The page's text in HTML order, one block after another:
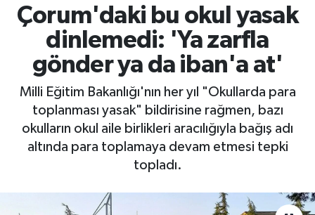
Çorum'daki bu okul yasak
dinlemedi: 'Ya zarfla
gönder ya da iban'a at'
Milli Eğitim Bakanlığı'nın her yıl "Okullarda para
toplanması yasak" bildirisine rağmen, bazı
okulların okul aile birlikleri aracılığıyla bağış adı
altında para toplamaya devam etmesi tepki
topladı.
Resmi İlanlar
Alaca
Bayat
Boğazkale
Dodurga
Çorum Namaz Vakitleri
Trafik Durumu
Süper Lig Puan Durumu ve Fikstür
Tüm Manşetler
Son Dakika Haberleri